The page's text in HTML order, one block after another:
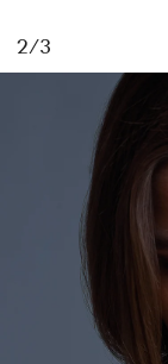
最新号を
2/3